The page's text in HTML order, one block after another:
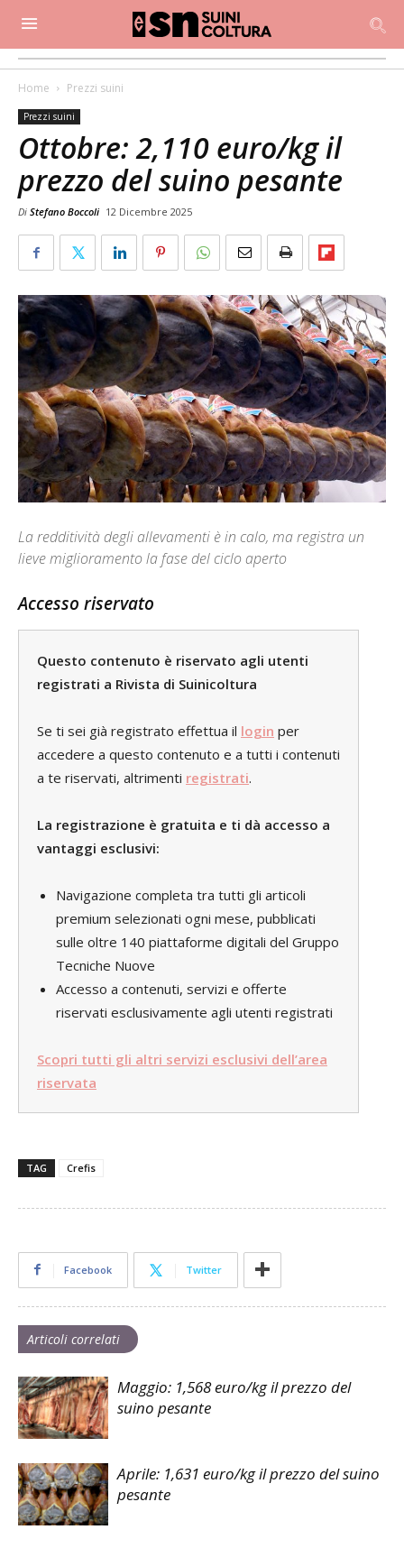
Home Prezzi suini
Prezzi suini
Ottobre: 2,110 euro/kg il
prezzo del suino pesante
Di Stefano Boccoli 12 Dicembre 2025
La redditività degli allevamenti è in calo, ma registra un
lieve miglioramento la fase del ciclo aperto
Accesso riservato
Questo contenuto è riservato agli utenti
registrati a Rivista di Suinicoltura
Se ti sei già registrato effettua il login per
accedere a questo contenuto e a tutti i contenuti
a te riservati, altrimenti registrati.
La registrazione è gratuita e ti dà accesso a
vantaggi esclusivi:
Navigazione completa tra tutti gli articoli
premium selezionati ogni mese, pubblicati
sulle oltre 140 piattaforme digitali del Gruppo
Tecniche Nuove
Accesso a contenuti, servizi e offerte
riservati esclusivamente agli utenti registrati
Scopri tutti gli altri servizi esclusivi dell’area
riservata
TAG Crefis
Facebook Twitter
Articoli correlati
Maggio: 1,568 euro/kg il prezzo del
suino pesante
Aprile: 1,631 euro/kg il prezzo del suino
pesante